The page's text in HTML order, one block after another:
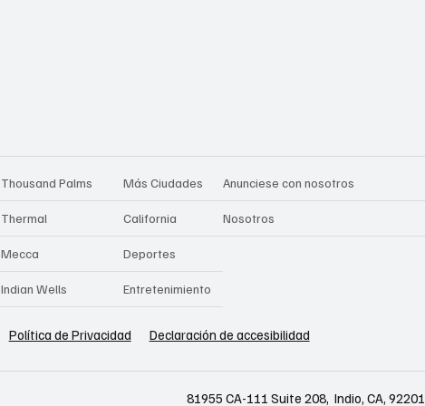
Thousand Palms
Thermal
Mecca
Indian Wells
Más Ciudades
California
Deportes
Entretenimiento
Anunciese con nosotros
Nosotros
Política de Privacidad Declaración de accesibilidad
81955 CA-111 Suite 208, Indio, CA, 92201